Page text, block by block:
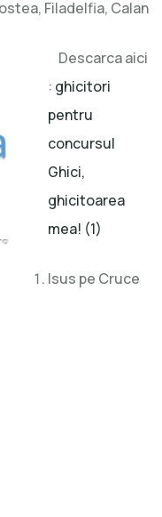
ghicitoarea
Filadelfia, Calan
Descarca aici
: ghicitori
pentru
concursul
Ghici,
ghicitoarea
mea! (1)
Isus pe Cruce